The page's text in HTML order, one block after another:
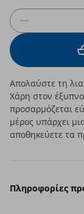
Απολαύστε τη
Χάρη στον
προσαρμόζεται
μέρος υπάρχει
αποθηκεύετε τα
Πληροφορίες